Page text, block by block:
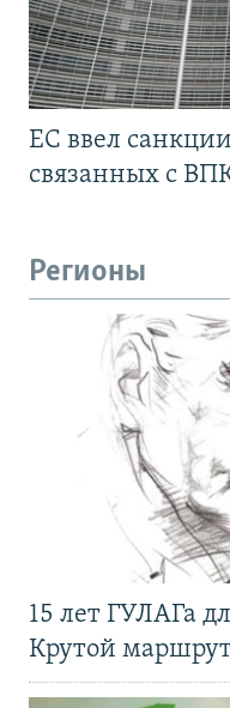
ЕС ввел
связанных с
Регионы
15 лет ГУЛАГа
Крутой